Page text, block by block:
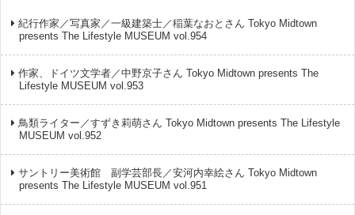
紀行作家／写真家／一級建築士／稲葉なおとさん Tokyo Midtown
presents The Lifestyle MUSEUM vol.954
作家、ドイツ文学者／中野京子さん Tokyo Midtown presents The
Lifestyle MUSEUM vol.953
鳥類ライター／すずき莉萌さん Tokyo Midtown presents The Lifestyle
MUSEUM vol.952
サントリー美術館 副学芸部長／安河内幸絵さん Tokyo Midtown
presents The Lifestyle MUSEUM vol.951